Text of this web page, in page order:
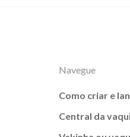
Navegue
Como criar e
Central da